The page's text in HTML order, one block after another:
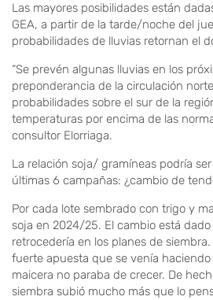
Las mayores posibilidades están
GEA, a partir de la tarde/noche del
probabilidades de lluvias retornan el
“Se prevén algunas lluvias en los
preponderancia de la circulación
probabilidades sobre el sur de la
temperaturas por encima de las
consultor Elorriaga.
La relación soja/ gramíneas podría
últimas 6 campañas: ¿cambio de
Por cada lote sembrado con trigo y
soja en 2024/25. El cambio está
retrocedería en los planes de
fuerte apuesta que se venía haciendo
maicera no paraba de crecer. De
siembra subió mucho más que lo